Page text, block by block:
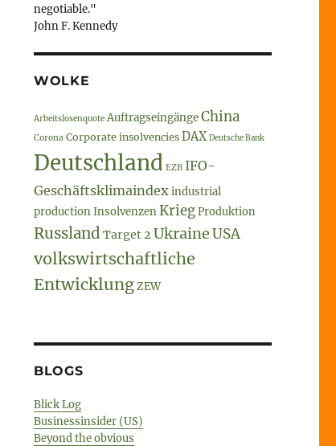
negotiable."
John F. Kennedy
WOLKE
Arbeitslosenquote AuftragseingängeChina
Corona Corporate insolvencies DAX Deutsche Bank
Deutschland EZB IFO-
Geschäftsklimaindexindustrial
productionInsolvenzenKriegProduktion
Russland Target 2 UkraineUSA
volkswirtschaftliche
EntwicklungZEW
BLOGS
Blick Log
Businessinsider (US)
Beyond the obvious